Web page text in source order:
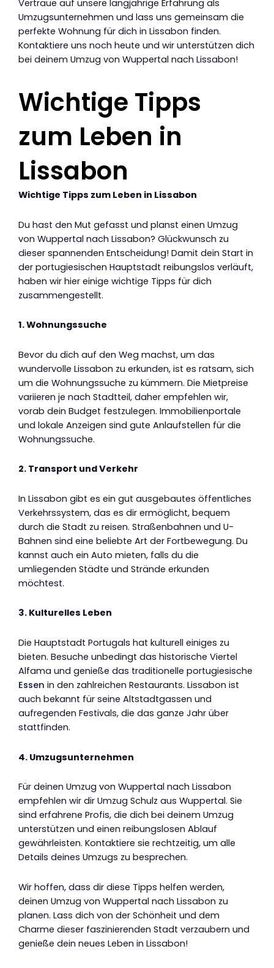
Vertraue auf unsere langjährige Erfahrung als
Umzugsunternehmen und lass uns gemeinsam die
perfekte Wohnung für dich in Lissabon finden.
Kontaktiere uns noch heute und wir unterstützen dich
bei deinem Umzug von Wuppertal nach Lissabon!
Wichtige Tipps
zum Leben in
Lissabon
Wichtige Tipps zum Leben in Lissabon
Du hast den Mut gefasst und planst einen Umzug
von Wuppertal nach Lissabon? Glückwunsch zu
dieser spannenden Entscheidung! Damit dein Start in
der portugiesischen Hauptstadt reibungslos verläuft,
haben wir hier einige wichtige Tipps für dich
zusammengestellt.
1. Wohnungssuche
Bevor du dich auf den Weg machst, um das
wundervolle Lissabon zu erkunden, ist es ratsam, sich
um die Wohnungssuche zu kümmern. Die Mietpreise
variieren je nach Stadtteil, daher empfehlen wir,
vorab dein Budget festzulegen. Immobilienportale
und lokale Anzeigen sind gute Anlaufstellen für die
Wohnungssuche.
2. Transport und Verkehr
In Lissabon gibt es ein gut ausgebautes öffentliches
Verkehrssystem, das es dir ermöglicht, bequem
durch die Stadt zu reisen. Straßenbahnen und U-
Bahnen sind eine beliebte Art der Fortbewegung. Du
kannst auch ein Auto mieten, falls du die
umliegenden Städte und Strände erkunden
möchtest.
3. Kulturelles Leben
Die Hauptstadt Portugals hat kulturell einiges zu
bieten. Besuche unbedingt das historische Viertel
Alfama und genieße das traditionelle portugiesische
Essen in den zahlreichen Restaurants. Lissabon ist
auch bekannt für seine Altstadtgassen und
aufregenden Festivals, die das ganze Jahr über
stattfinden.
4. Umzugsunternehmen
Für deinen Umzug von Wuppertal nach Lissabon
empfehlen wir dir Umzug Schulz aus Wuppertal. Sie
sind erfahrene Profis, die dich bei deinem Umzug
unterstützen und einen reibungslosen Ablauf
gewährleisten. Kontaktiere sie rechtzeitig, um alle
Details deines Umzugs zu besprechen.
Wir hoffen, dass dir diese Tipps helfen werden,
deinen Umzug von Wuppertal nach Lissabon zu
planen. Lass dich von der Schönheit und dem
Charme dieser faszinierenden Stadt verzaubern und
genieße dein neues Leben in Lissabon!